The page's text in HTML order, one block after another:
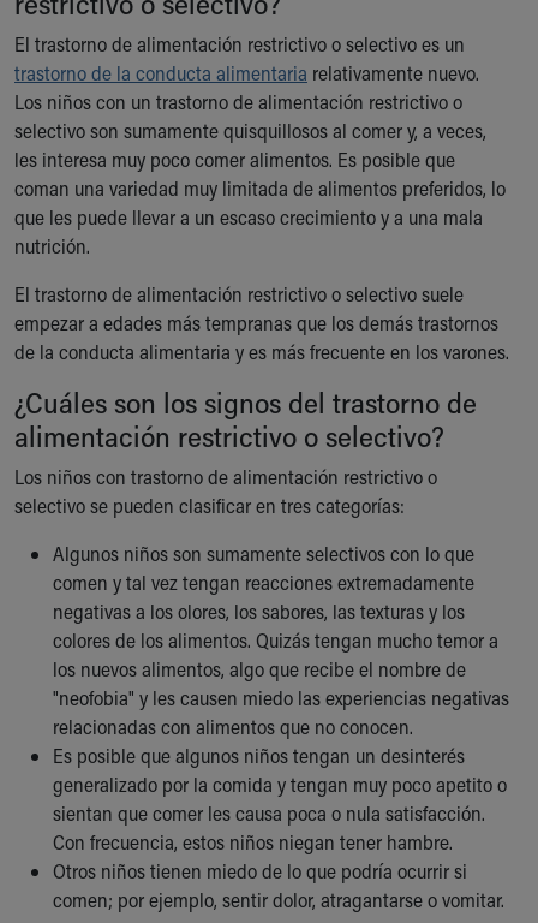
Ronald McDonald House Care Mobile
Health Centers
Symptom Checker
Financial Services
Price Estimates
Family Supports
Sports Health Services Provider for Akron Zips
New Parents
Find a Pediatrics Location
MyChart
Make an Appointment
Breastfeeding Medicine
Child Passenger Safety
Safe Sleep for Babies
Safe Sleep
About Akron Children's Pediatrics
Who We Are
Our Mission, Vision, Promise
Calendar of Events
Community Mission
Connect With Us
Our Culture of Caring
Newsroom
Our Leadership
Quality and Patient Safety
Unity and Engagement
Women's Board
Our History
More childhood, please.™
Cincinnati Children's
El trastorno de alimentación restrictivo o selectivo es un
trastorno de la conducta alimentaria relativamente nuevo.
Los niños con un trastorno de alimentación restrictivo o
selectivo son sumamente quisquillosos al comer y, a veces,
les interesa muy poco comer alimentos. Es posible que
coman una variedad muy limitada de alimentos preferidos, lo
que les puede llevar a un escaso crecimiento y a una mala
nutrición.
El trastorno de alimentación restrictivo o selectivo suele
empezar a edades más tempranas que los demás trastornos
de la conducta alimentaria y es más frecuente en los varones.
¿Cuáles son los signos del trastorno de
alimentación restrictivo o selectivo?
Los niños con trastorno de alimentación restrictivo o
selectivo se pueden clasificar en tres categorías:
Algunos niños son sumamente selectivos con lo que
comen y tal vez tengan reacciones extremadamente
negativas a los olores, los sabores, las texturas y los
colores de los alimentos. Quizás tengan mucho temor a
los nuevos alimentos, algo que recibe el nombre de
"neofobia" y les causen miedo las experiencias negativas
relacionadas con alimentos que no conocen.
Es posible que algunos niños tengan un desinterés
generalizado por la comida y tengan muy poco apetito o
sientan que comer les causa poca o nula satisfacción.
Con frecuencia, estos niños niegan tener hambre.
Otros niños tienen miedo de lo que podría ocurrir si
comen; por ejemplo, sentir dolor, atragantarse o vomitar.